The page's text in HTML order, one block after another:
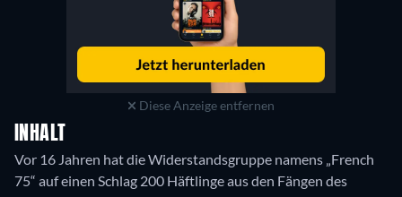
Diese Anzeige entfernen
INHALT
Vor 16 Jahren hat die Widerstandsgruppe namens „French
75“ auf einen Schlag 200 Häftlinge aus den Fängen des